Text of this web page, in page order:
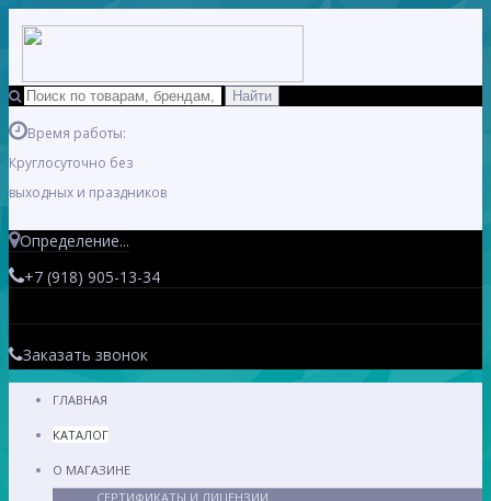
Время работы:
Круглосуточно без
выходных и праздников
Определение...
+7 (918) 905-13-34
Заказать звонок
ГЛАВНАЯ
КАТАЛОГ
О МАГАЗИНЕ
СЕРТИФИКАТЫ И ЛИЦЕНЗИИ